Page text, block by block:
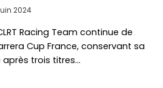
2024
Racing Team continue de
Cup France, conservant sa
trois titres…